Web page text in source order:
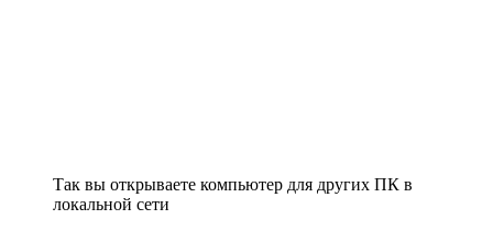
Так вы открываете компьютер для других ПК в
локальной сети